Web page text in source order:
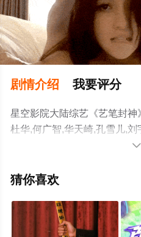
剧情介绍 我要评分
星空影院大陆综艺《艺笔封神
杜华,何广智,华天崎,孔雪儿,
陆综艺节目，大结局剧情已
息可移步至豆瓣综艺、电视猫

猜你喜欢